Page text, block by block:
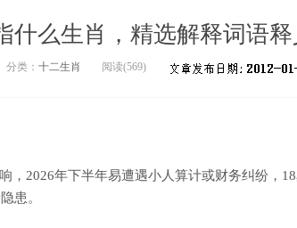
什么生肖，精选解释词语释
分类： 十二生肖 阅读(569)
，2026年下半年易遭遇小人算计或财务纠纷，
患。